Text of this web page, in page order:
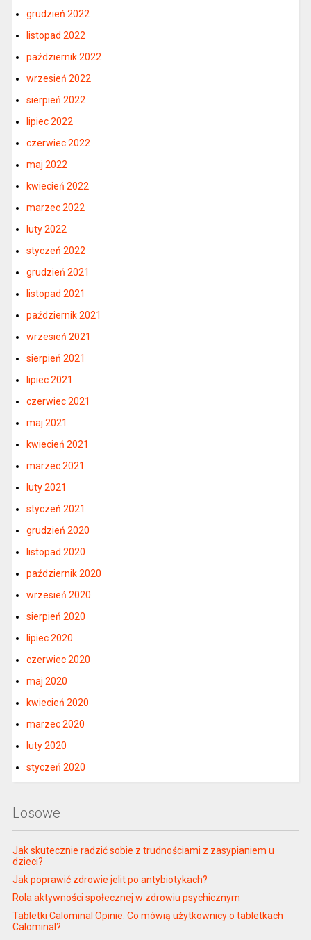
grudzień 2022
listopad 2022
październik 2022
wrzesień 2022
sierpień 2022
lipiec 2022
czerwiec 2022
maj 2022
kwiecień 2022
marzec 2022
luty 2022
styczeń 2022
grudzień 2021
listopad 2021
październik 2021
wrzesień 2021
sierpień 2021
lipiec 2021
czerwiec 2021
maj 2021
kwiecień 2021
marzec 2021
luty 2021
styczeń 2021
grudzień 2020
listopad 2020
październik 2020
wrzesień 2020
sierpień 2020
lipiec 2020
czerwiec 2020
maj 2020
kwiecień 2020
marzec 2020
luty 2020
styczeń 2020
Losowe
Jak skutecznie radzić sobie z trudnościami z zasypianiem u
dzieci?
Jak poprawić zdrowie jelit po antybiotykach?
Rola aktywności społecznej w zdrowiu psychicznym
Tabletki Calominal Opinie: Co mówią użytkownicy o tabletkach
Calominal?